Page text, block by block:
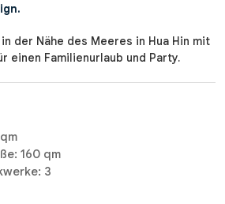
der Nähe des Meeres in Hua Hin mit
einen Familienurlaub und Party.
160 qm
3